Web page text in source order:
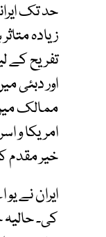
حد تک
زیادہ
تفریح کے
اور دبئی
ممالک
امریکا و
خیر مقدم
ایران نے
کی۔ حالیہ